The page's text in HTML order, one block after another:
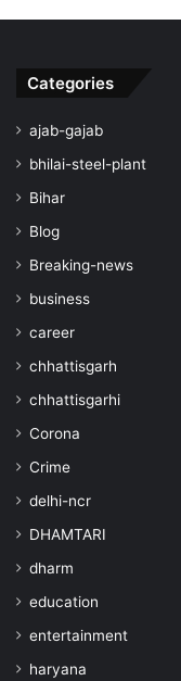
Categories
ajab-gajab
bhilai-steel-plant
Bihar
Blog
Breaking-news
business
career
chhattisgarh
chhattisgarhi
Corona
Crime
delhi-ncr
DHAMTARI
dharm
education
entertainment
haryana